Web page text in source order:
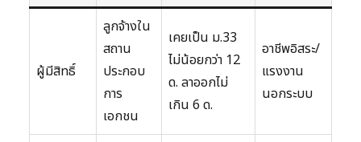
ผู้มีสิทธิ์
ลูกจ้างใน
สถาน
ประกอบ
การ
เอกชน
เคยเป็น ม.33
ไม่น้อยกว่า 12
ด. ลาออกไม่
เกิน 6 ด.
อาชีพอิสระ/
แรงงาน
นอกระบบ